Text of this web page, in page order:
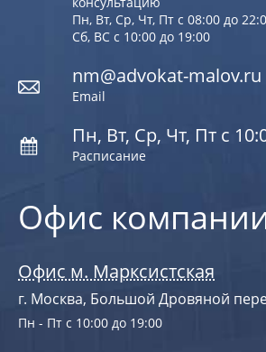
Офис
Офис м. Марксистская
г. Москва, Большой Дровяной
Пн - Пт с 10:00 до 19:00
Пн, Вт, Ср, Чт, Пт с 08:00 до
Сб, ВС с 10:00 до 19:00
nm@advokat-malov.ru
Email
Пн, Вт, Ср, Чт, Пт с
Расписание